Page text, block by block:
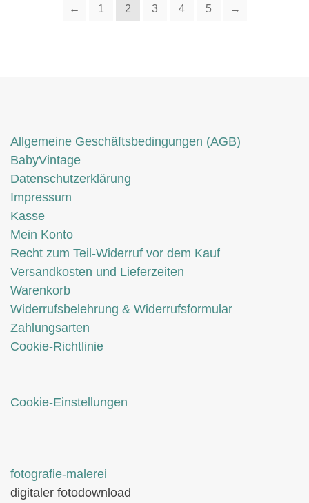
← 1 2 3 4 5 →
Allgemeine Geschäftsbedingungen (AGB)
BabyVintage
Datenschutzerklärung
Impressum
Kasse
Mein Konto
Recht zum Teil-Widerruf vor dem Kauf
Versandkosten und Lieferzeiten
Warenkorb
Widerrufsbelehrung & Widerrufsformular
Zahlungsarten
Cookie-Richtlinie
Cookie-Einstellungen
fotografie-malerei
digitaler fotodownload